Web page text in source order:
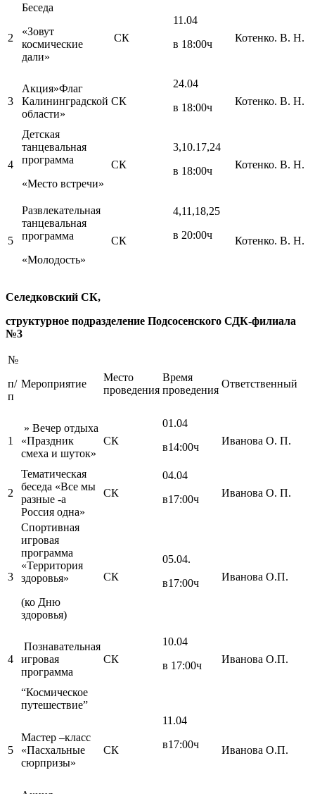
2
Беседа
«Зовут
космические
дали»
СК
11.04
в 18:00ч
Котенко. В. Н.
3
Акция»Флаг
Калининградской
области»
СК
24.04
в 18:00ч
Котенко. В. Н.
4
Детская
танцевальная
программа
«Место встречи»
СК
3,10.17,24
в 18:00ч
Котенко. В. Н.
5
Развлекательная
танцевальная
программа
«Молодость»
СК
4,11,18,25
в 20:00ч
Котенко. В. Н.
Селедковский СК,
структурное подразделение Подсосенского СДК-филиала
№3
№
п/
п
Мероприятие
Место
проведения
Время
проведения
Ответственный
1
» Вечер отдыха
«Праздник
смеха и шуток»
СК
01.04
в14:00ч
Иванова О. П.
2
Тематическая
беседа «Все мы
разные -а
Россия одна»
СК
04.04
в17:00ч
Иванова О. П.
3
Спортивная
игровая
программа
«Территория
здоровья»
(ко Дню
здоровья)
СК
05.04.
в17:00ч
Иванова О.П.
4
Познавательная
игровая
программа
СК
10.04
в 17:00ч
Иванова О.П.
“Космическое
путешествие”
5
Мастер –класс
«Пасхальные
сюрпризы»
СК
11.04
в17:00ч
Иванова О.П.